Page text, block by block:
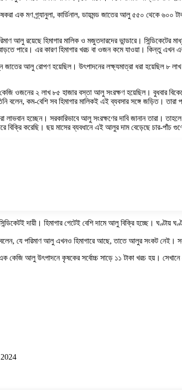
এক মণ গ্র্যানুলা, কার্ডিনাল, ডায়মন্ড জাতের আলু ৫৫০ থেকে ৬০০
আলু রয়েছে হিমাগার মালিক ও মজুতদারদের ভান্ডারে।
পারে। এর কারণ হিমাগার খরচ বা ওজন কমে যাওয়া। কিন্তু এখন
জাতের আলু রোপণ হয়েছিল। উৎপাদনের লক্ষ্যমাত্রা ধরা হয়েছিল ৮
কেজি ওজনের ২ লাখ ৮৫ হাজার বস্তা আলু সংরক্ষণ হয়েছিল।
বলেন, কম-বেশি সব হিমাগার মালিকই এই ব্যবসার সঙ্গে জড়িত।
লাভবান হচ্ছেন। সরকারিভাবে আলু সংরক্ষণের দাবি জানান তারা।
করেছি। ছয় মাসের ব্যবধানে এই আলুর দাম বেড়েছে চার-পাঁচ
দায়ী। হিমাগার গেটেই বেশি দামে আলু বিক্রি হচ্ছে। ঘণ্টায়
যে পরিমাণ আলু এখনও হিমাগারে আছে, তাতে আলুর সংকট নেই।
আলু উৎপাদনে কৃষকের সর্বোচ্চ সাড়ে ১১ টাকা খরচ হয়। সেখানে